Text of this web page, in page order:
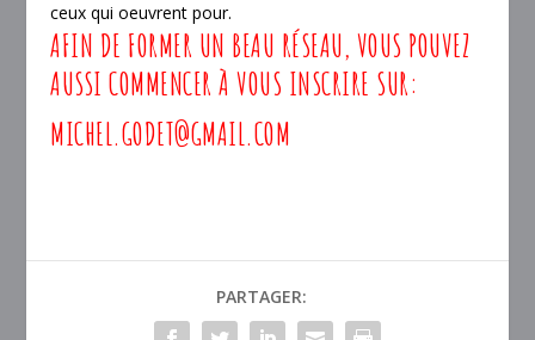
ceux qui oeuvrent pour.
AFIN DE FORMER UN BEAU RÉSEAU, VOUS POUVEZ
AUSSI COMMENCER À VOUS INSCRIRE SUR:
MICHEL.GODET@GMAIL.COM
PARTAGER: